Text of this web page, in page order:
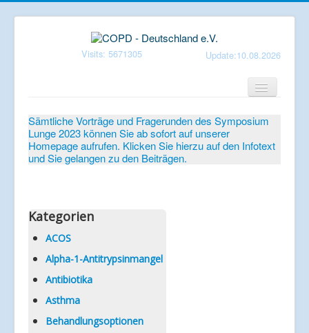
Visits: 5671305 Update:10.08.2026
Verein
Patientenbroschüren
Mediathek
Aktuelles
Veranstaltungen
Informationen
Sämtliche Vorträge und Fragerunden des Symposium
Lunge 2023 können Sie ab sofort auf unserer
Homepage aufrufen. Klicken Sie hierzu auf den Infotext
und Sie gelangen zu den Beiträgen.
Kategorien
ACOS
Alpha-1-Antitrypsinmangel
Antibiotika
Asthma
Behandlungsoptionen